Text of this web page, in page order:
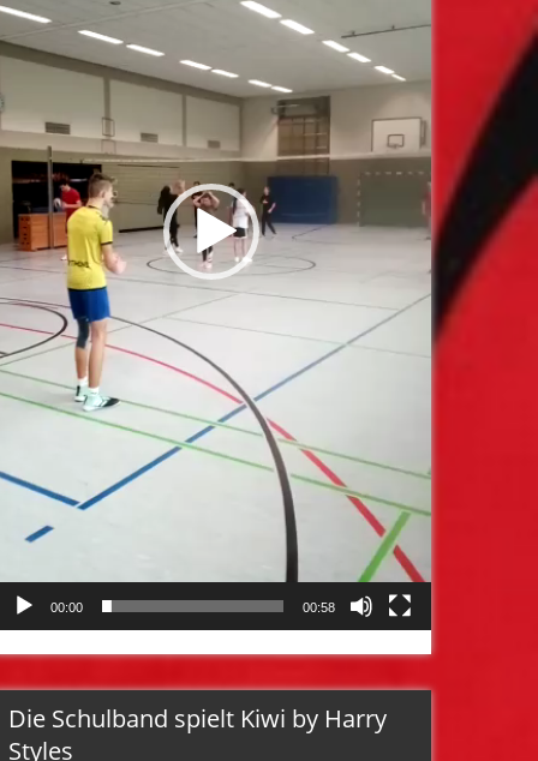
00:00 00:58
Die Schulband spielt Kiwi by Harry
Styles